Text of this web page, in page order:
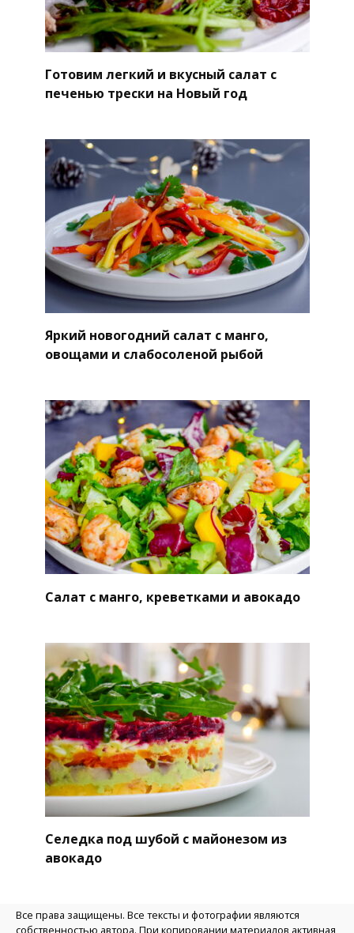
Готовим легкий и вкусный салат с
печенью трески на Новый год
Яркий новогодний салат с манго,
овощами и слабосоленой рыбой
Салат с манго, креветками и авокадо
Селедка под шубой с майонезом из
авокадо
Все права защищены. Все тексты и фотографии являются
собственностью автора. При копировании материалов активная